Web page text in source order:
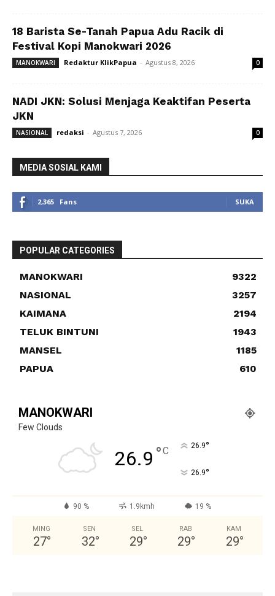
18 Barista Se-Tanah Papua Adu Racik di
Festival Kopi Manokwari 2026
MANOKWARI Redaktur KlikPapua - Agustus 8, 2026 0
NADI JKN: Solusi Menjaga Keaktifan Peserta
JKN
NASIONAL redaksi - Agustus 7, 2026 0
MEDIA SOSIAL KAMI
2,365 Fans SUKA
POPULAR CATEGORIES
MANOKWARI
9322
NASIONAL
3257
KAIMANA
2194
TELUK BINTUNI
1943
MANSEL
1185
PAPUA
610
MANOKWARI
Few Clouds
26.9 °C 26.9°
26.9°
90 % 1.9kmh 19 %
MING
27°
SEN
32°
SEL
29°
RAB
29°
KAM
29°